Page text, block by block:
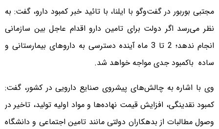
مجتبی بوربور در گفت‌وگو با ایلنا، با تائید خبر کمبود دارو، گفت: به
نظر می‌رسد اگر دولت برای تامین دارو اقدام عاجل بین‌ سازمانی
انجام ندهد؛ 2 تا 3 ماه آینده دسترسی به داروهای بیمارستانی و
ساده باکمبود جدی مواجه خواهد شد.
وی با اشاره به چالش‌های پیشروی صنایع دارویی در کشور، گفت:
کمبود نقدینگی، افزایش قیمت نهاده‌ها و مواد اولیه تولید، تاخیر در
وصول مطالبات از بدهکاران دولتی مانند تامین اجتماعی و دانشگاه